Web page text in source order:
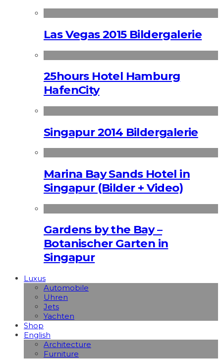
Las Vegas 2015 Bildergalerie
25hours Hotel Hamburg
HafenCity
Singapur 2014 Bildergalerie
Marina Bay Sands Hotel in
Singapur (Bilder + Video)
Gardens by the Bay –
Botanischer Garten in
Singapur
Luxus
Automobile
Uhren
Jets
Yachten
Shop
English
Architecture
Furniture